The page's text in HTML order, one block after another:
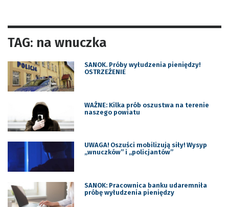
TAG: na wnuczka
SANOK. Próby wyłudzenia pieniędzy!
OSTRZEŻENIE
WAŻNE: Kilka prób oszustwa na terenie
naszego powiatu
UWAGA! Oszuści mobilizują siły! Wysyp
„wnuczków” i „policjantów”
SANOK: Pracownica banku udaremniła
próbę wyłudzenia pieniędzy